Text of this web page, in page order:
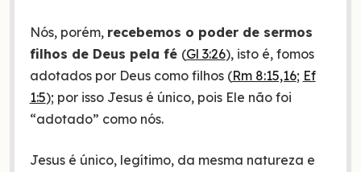
Nós, porém, recebemos o poder de sermos
filhos de Deus pela fé (Gl 3:26), isto é, fomos
adotados por Deus como filhos (Rm 8:15,16; Ef
1:5); por isso Jesus é único, pois Ele não foi
“adotado” como nós.
Jesus é único, legítimo, da mesma natureza e